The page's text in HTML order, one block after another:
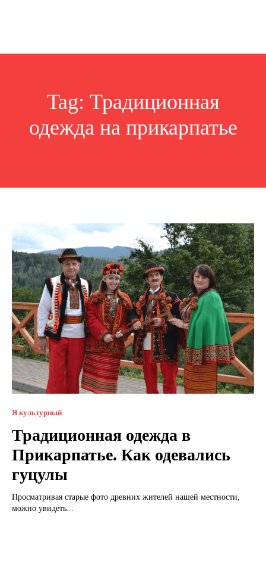
Tag: Традиционная
одежда на прикарпатье
Я культурный
Традиционная одежда в
Прикарпатье. Как одевались
гуцулы
Просматривая старые фото древних жителей нашей местности,
можно увидеть...